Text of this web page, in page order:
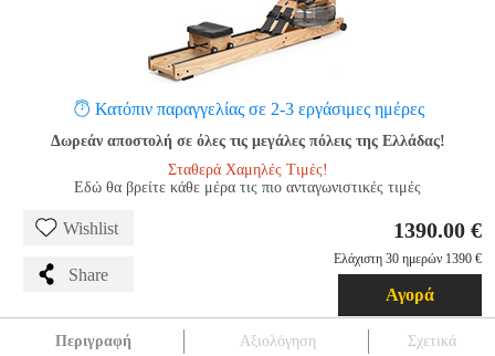
Κατόπιν παραγγελίας σε 2-3 εργάσιμες ημέρες
Δωρεάν αποστολή σε όλες τις μεγάλες πόλεις της Ελλάδας!
Σταθερά Χαμηλές Τιμές!
Εδώ θα βρείτε κάθε μέρα τις πιο ανταγωνιστικές τιμές
Wishlist
Share
1390.00 €
Ελάχιστη 30 ημερών 1390 €
Αγορά
Περιγραφή Αξιολόγηση Σχετικά